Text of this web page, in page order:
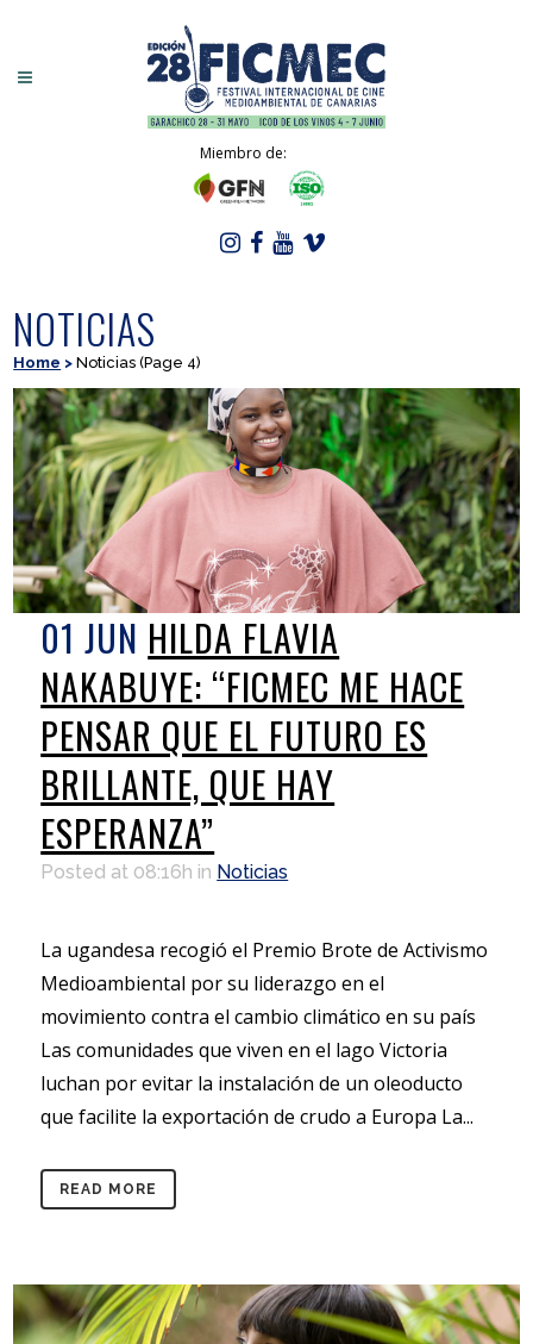
Miembro de:
NOTICIAS
Home >Noticias (Page 4)
01 JUN HILDA FLAVIA
NAKABUYE: “FICMEC ME HACE
PENSAR QUE EL FUTURO ES
BRILLANTE, QUE HAY
ESPERANZA”
Posted at 08:16h in Noticias
La ugandesa recogió el Premio Brote de Activismo
Medioambiental por su liderazgo en el
movimiento contra el cambio climático en su país
Las comunidades que viven en el lago Victoria
luchan por evitar la instalación de un oleoducto
que facilite la exportación de crudo a Europa La...
READ MORE